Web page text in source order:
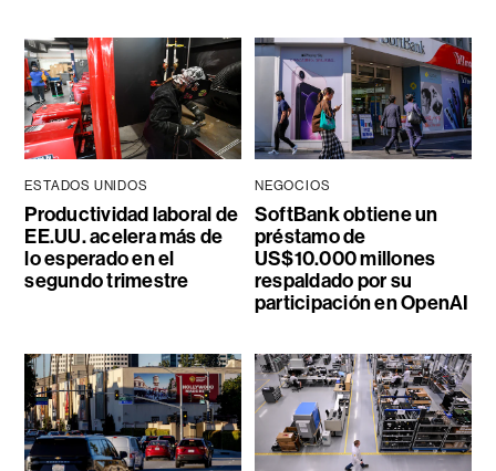
ESTADOS UNIDOS
Productividad laboral de
EE.UU. acelera más de
lo esperado en el
segundo trimestre
NEGOCIOS
SoftBank obtiene un
préstamo de
US$10.000 millones
respaldado por su
participación en OpenAI